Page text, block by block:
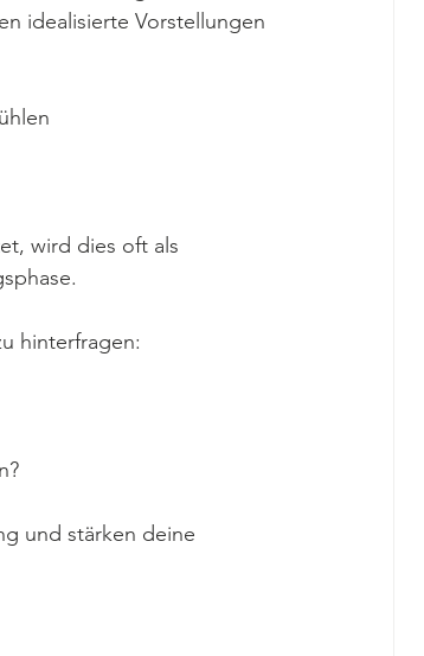
idealisierte Vorstellungen
wird dies oft als
hinterfragen:
und stärken deine